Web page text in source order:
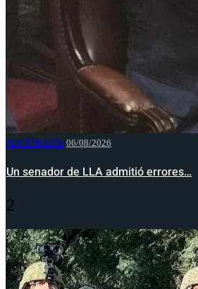
NACIONALES 06/08/2026
Un senador de LLA admitió errores…
2